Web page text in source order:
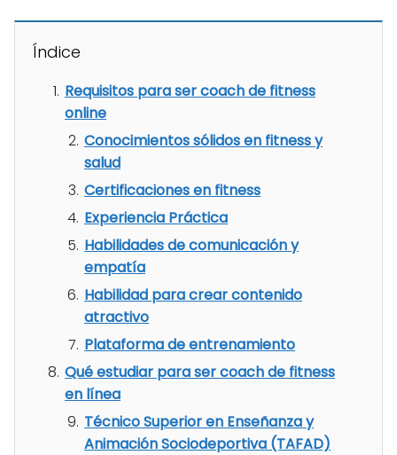
Índice
Requisitos para ser coach de fitness
online
Conocimientos sólidos en fitness y
salud
Certificaciones en fitness
Experiencia Práctica
Habilidades de comunicación y
empatía
Habilidad para crear contenido
atractivo
Plataforma de entrenamiento
Qué estudiar para ser coach de fitness
en línea
Técnico Superior en Enseñanza y
Animación Sociodeportiva (TAFAD)